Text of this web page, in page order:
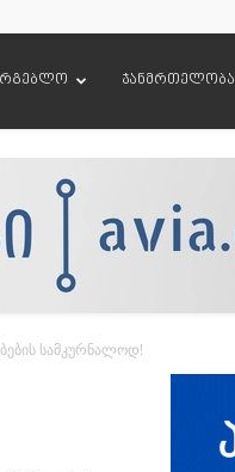
ჯანმრთელობა
სამკურნალოდ!